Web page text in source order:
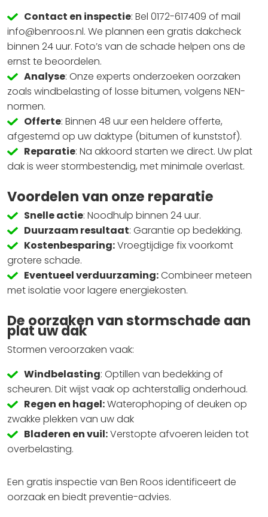
Contact en inspectie: Bel 0172-617409 of mail
info@benroos.nl. We plannen een gratis dakcheck
binnen 24 uur. Foto’s van de schade helpen ons de
ernst te beoordelen.
Analyse: Onze experts onderzoeken oorzaken
zoals windbelasting of losse bitumen, volgens NEN-
normen.
Offerte: Binnen 48 uur een heldere offerte,
afgestemd op uw daktype (bitumen of kunststof).
Reparatie: Na akkoord starten we direct. Uw plat
dak is weer stormbestendig, met minimale overlast.
Voordelen van onze reparatie
Snelle actie: Noodhulp binnen 24 uur.
Duurzaam resultaat: Garantie op bedekking.
Kostenbesparing:Vroegtijdige fix voorkomt
grotere schade.
Eventueel verduurzaming:Combineer meteen
met isolatie voor lagere energiekosten.
De oorzaken van stormschade aan
plat uw dak
Stormen veroorzaken vaak:
Windbelasting: Optillen van bedekking of
scheuren. Dit wijst vaak op achterstallig onderhoud.
Regen en hagel:Waterophoping of deuken op
zwakke plekken van uw dak
Bladeren en vuil:Verstopte afvoeren leiden tot
overbelasting.
Een gratis inspectie van Ben Roos identificeert de
oorzaak en biedt preventie-advies.